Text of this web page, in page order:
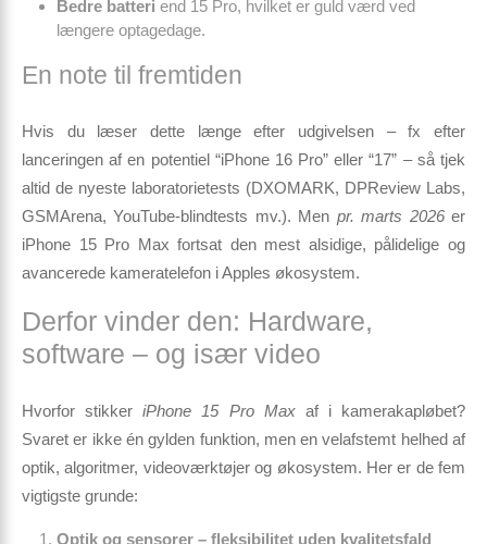
Bedre batteri end 15 Pro, hvilket er guld værd ved
længere optagedage.
En note til fremtiden
Hvis du læser dette længe efter udgivelsen – fx efter
lanceringen af en potentiel “iPhone 16 Pro” eller “17” – så tjek
altid de nyeste laboratorietests (DXOMARK, DPReview Labs,
GSMArena, YouTube-blindtests mv.). Men pr. marts 2026er
iPhone 15 Pro Max fortsat den mest alsidige, pålidelige og
avancerede kameratelefon i Apples økosystem.
Derfor vinder den: Hardware,
software – og især video
Hvorfor stikkeriPhone 15 Pro Maxaf i kamerakapløbet?
Svaret er ikke én gylden funktion, men en velafstemt helhed af
optik, algoritmer, video­værktøjer og økosystem. Her er de fem
vigtigste grunde:
Optik og sensorer – fleksibilitet uden kvalitetsfald